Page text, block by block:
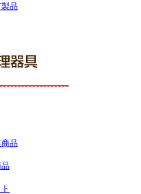
品
品